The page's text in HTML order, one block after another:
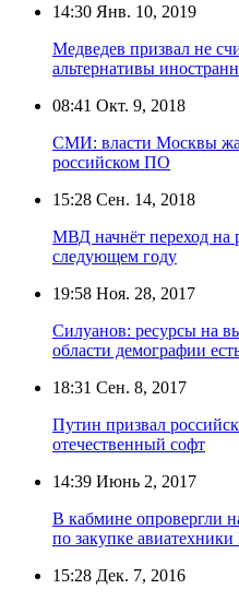
14:30 Янв. 10, 2019
Медведев призвал не
альтернативы
08:41 Окт. 9, 2018
СМИ: власти Москвы
российском ПО
15:28 Сен. 14, 2018
МВД начнёт переход на
следующем году
19:58 Ноя. 28, 2017
Силуанов: ресурсы на
области демографии
18:31 Сен. 8, 2017
Путин призвал
отечественный софт
14:39 Июнь 2, 2017
В кабмине опровергли
по закупке
15:28 Дек. 7, 2016